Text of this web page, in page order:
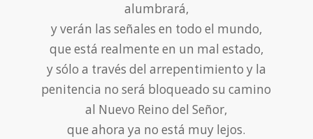
alumbrará,
y verán las señales en todo el mundo,
que está realmente en un mal estado,
y sólo a través del arrepentimiento y la
penitencia no será bloqueado su camino
al Nuevo Reino del Señor,
que ahora ya no está muy lejos.